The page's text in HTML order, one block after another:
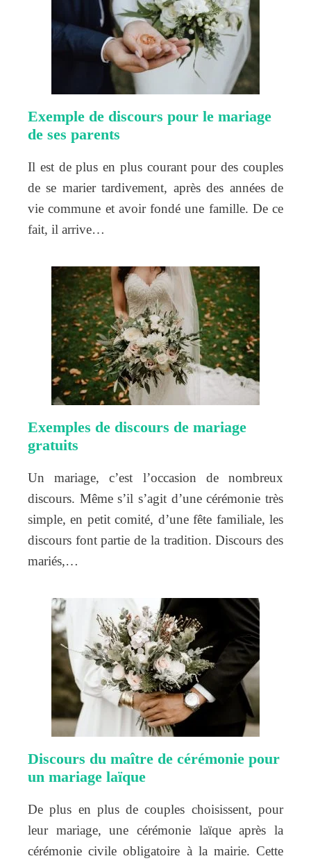
Exemple de discours pour le mariage
de ses parents
Il est de plus en plus courant pour des couples
de se marier tardivement, après des années de
vie commune et avoir fondé une famille. De ce
fait, il arrive…
Exemples de discours de mariage
gratuits
Un mariage, c’est l’occasion de nombreux
discours. Même s’il s’agit d’une cérémonie très
simple, en petit comité, d’une fête familiale, les
discours font partie de la tradition. Discours des
mariés,…
Discours du maître de cérémonie pour
un mariage laïque
De plus en plus de couples choisissent, pour
leur mariage, une cérémonie laïque après la
cérémonie civile obligatoire à la mairie. Cette